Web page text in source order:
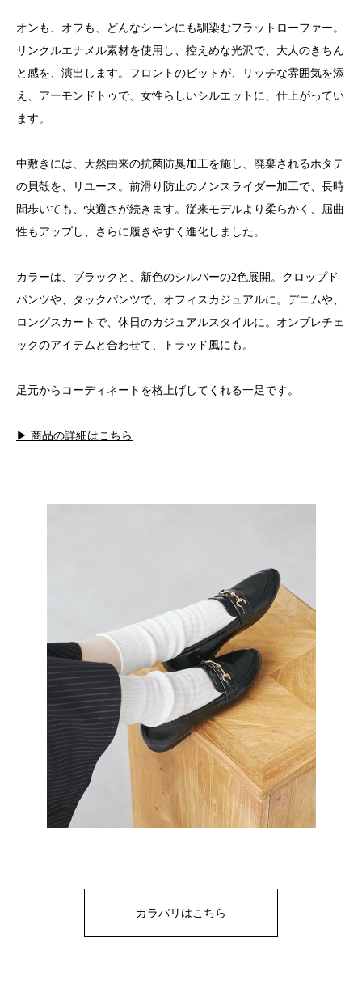
オンも、オフも、どんなシーンにも馴染むフラットローファー。
リンクルエナメル素材を使用し、控えめな光沢で、大人のきちん
と感を、演出します。フロントのビットが、リッチな雰囲気を添
え、アーモンドトゥで、女性らしいシルエットに、仕上がってい
ます。
中敷きには、天然由来の抗菌防臭加工を施し、廃棄されるホタテ
の貝殻を、リユース。前滑り防止のノンスライダー加工で、長時
間歩いても、快適さが続きます。従来モデルより柔らかく、屈曲
性もアップし、さらに履きやすく進化しました。
カラーは、ブラックと、新色のシルバーの2色展開。クロップド
パンツや、タックパンツで、オフィスカジュアルに。デニムや、
ロングスカートで、休日のカジュアルスタイルに。オンブレチェ
ックのアイテムと合わせて、トラッド風にも。
足元からコーディネートを格上げしてくれる一足です。
▶ 商品の詳細はこちら
カラバリはこちら